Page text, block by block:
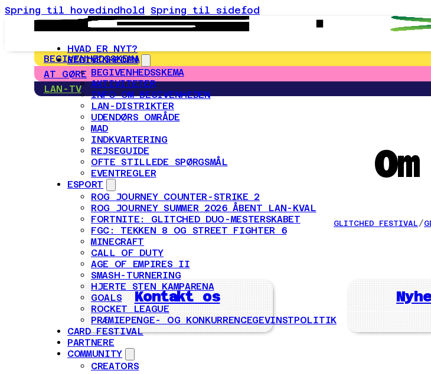
Spring til hovedindhold Spring til sidefod
HVAD ER NYT?
BEGIVENHEDEN
BEGIVENHEDSSKEMA
AKTIVITETER
INFO OM BEGIVENHEDEN
LAN-DISTRIKTER
UDENDØRS OMRÅDE
MAD
INDKVARTERING
REJSEGUIDE
OFTE STILLEDE SPØRGSMÅL
EVENTREGLER
ESPORT
ROG JOURNEY COUNTER-STRIKE 2
ROG JOURNEY SUMMER 2026 ÅBENT LAN-KVAL
FORTNITE: GLITCHED DUO-MESTERSKABET
FGC: TEKKEN 8 OG STREET FIGHTER 6
MINECRAFT
CALL OF DUTY
AGE OF EMPIRES II
SMASH-TURNERING
HJERTE STEN KAMPARENA
GOALS
ROCKET LEAGUE
PRÆMIEPENGE- OG KONKURRENCEGEVINSTPOLITIK
CARD FESTIVAL
PARTNERE
COMMUNITY
CREATORS
BEGIVENHEDSSKEMA
AT GØRE
LAN-TV
Om
GLITCHED FESTIVAL /
Kontakt os